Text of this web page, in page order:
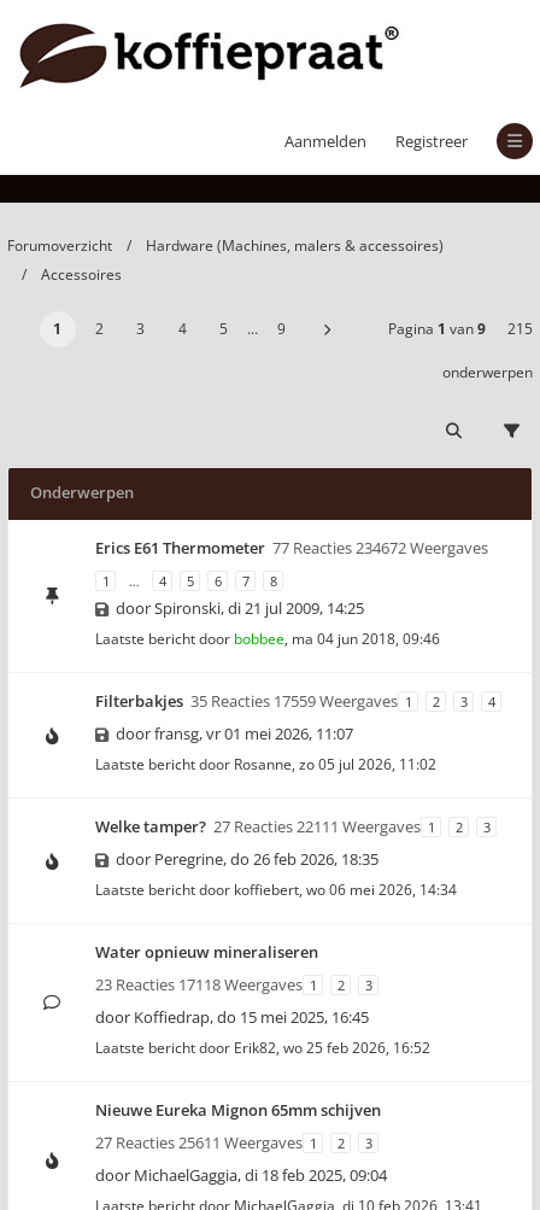
Aanmelden Registreer
Forumoverzicht
Hardware (Machines, malers & accessoires)
Accessoires
1 2 3 4 5 … 9 Pagina 1 van9 215
onderwerpen
Onderwerpen
Erics E61 Thermometer 77 Reacties 234672 Weergaves
1 … 4 5 6 7 8
doorSpironski,di 21 jul 2009, 14:25
Laatste bericht door bobbee, ma 04 jun 2018, 09:46
Filterbakjes 35 Reacties 17559 Weergaves 1 2 3 4
doorfransg,vr 01 mei 2026, 11:07
Laatste bericht door Rosanne, zo 05 jul 2026, 11:02
Welke tamper? 27 Reacties 22111 Weergaves 1 2 3
door Peregrine,do 26 feb 2026, 18:35
Laatste bericht door koffiebert, wo 06 mei 2026, 14:34
Water opnieuw mineraliseren
23 Reacties 17118 Weergaves 1 2 3
door Koffiedrap,do 15 mei 2025, 16:45
Laatste bericht door Erik82, wo 25 feb 2026, 16:52
Nieuwe Eureka Mignon 65mm schijven
27 Reacties 25611 Weergaves 1 2 3
door MichaelGaggia,di 18 feb 2025, 09:04
Laatste bericht door MichaelGaggia, di 10 feb 2026, 13:41